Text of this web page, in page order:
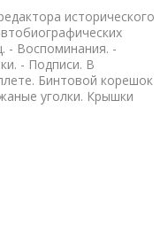
исторического
- Воспоминания. -
- Подписи. В
Бинтовой корешок
уголки. Крышки